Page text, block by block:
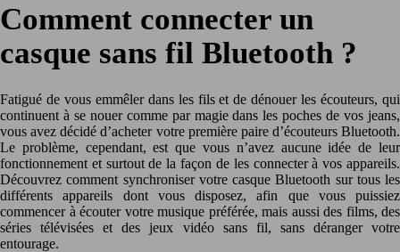
Comment connecter un
casque sans fil Bluetooth ?
Fatigué de vous emmêler dans les fils et de dénouer les écouteurs, qui
continuent à se nouer comme par magie dans les poches de vos jeans,
vous avez décidé d’acheter votre première paire d’écouteurs Bluetooth.
Le problème, cependant, est que vous n’avez aucune idée de leur
fonctionnement et surtout de la façon de les connecter à vos appareils.
Découvrez comment synchroniser votre casque Bluetooth sur tous les
différents appareils dont vous disposez, afin que vous puissiez
commencer à écouter votre musique préférée, mais aussi des films, des
séries télévisées et des jeux vidéo sans fil, sans déranger votre
entourage.